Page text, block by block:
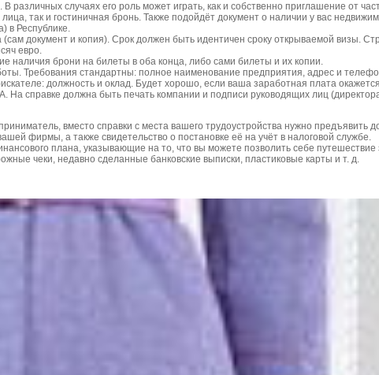
различных случаях его роль может играть, как и собственно приглашение от
так и гостиничная бронь. Также подойдёт документ о наличии у вас
в Республике.
(сам документ и копия). Срок должен быть идентичен сроку открываемой визы.
евро.
наличия брони на билеты в оба конца, либо сами билеты и их копии.
Требования стандартны: полное наименование предприятия, адрес и
должность и оклад. Будет хорошо, если ваша заработная плата
На справке должна быть печать компании и подписи руководящих лиц
вместо справки с места вашего трудоустройства нужно предъявить
фирмы, а также свидетельство о постановке её на учёт в налоговой службе.
плана, указывающие на то, что вы можете позволить себе путешествие
чеки, недавно сделанные банковские выписки, пластиковые карты и т. д.